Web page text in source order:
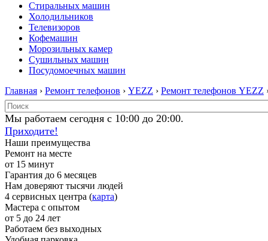
Стиральных машин
Холодильников
Телевизоров
Кофемашин
Морозильных камер
Сушильных машин
Посудомоечных машин
Главная › Ремонт телефонов › YEZZ › Ремонт телефонов YEZZ
Мы работаем сегодня с 10:00 до 20:00.
Приходите!
Наши преимущества
Ремонт на месте
от 15 минут
Гарантия до 6 месяцев
Нам доверяют тысячи людей
4 сервисных центра (карта)
Мастера с опытом
от 5 до 24 лет
Работаем без выходных